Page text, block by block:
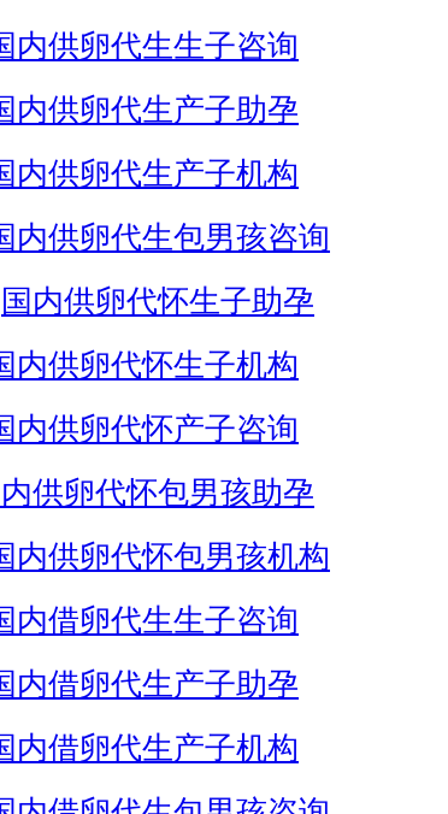
内供卵代生生子咨询
内供卵代生产子助孕
内供卵代生产子机构
内供卵代生包男孩咨询
国内供卵代怀生子助孕
内供卵代怀生子机构
内供卵代怀产子咨询
供卵代怀包男孩助孕
内供卵代怀包男孩机构
内借卵代生生子咨询
内借卵代生产子助孕
内借卵代生产子机构